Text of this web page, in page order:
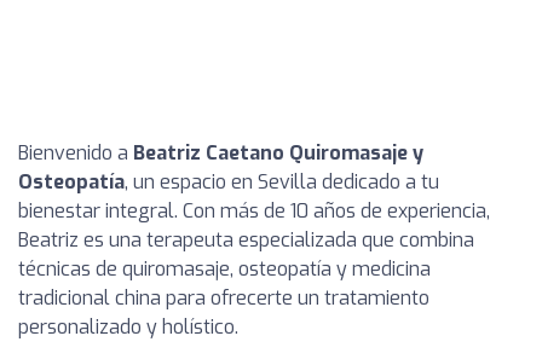
Bienvenido a Beatriz Caetano Quiromasaje y
Osteopatía, un espacio en Sevilla dedicado a tu
bienestar integral. Con más de 10 años de experiencia,
Beatriz es una terapeuta especializada que combina
técnicas de quiromasaje, osteopatía y medicina
tradicional china para ofrecerte un tratamiento
personalizado y holístico.